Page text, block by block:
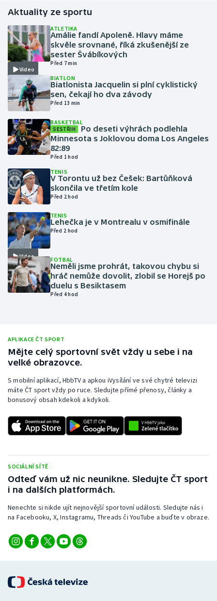
Golf
Gymnastika
Házená
Jezdectví
Judo
Krasobruslení
Lezení
Lyže a snowboard
Moderní pětiboj
Motorsport
Olympijské hry
Parasport
Plavání
Ragby
Rychlobruslení
Rychlostní kanoistika
Short track
Sportovní střelba
Stolní tenis
Triatlon
Vodní slalom
Volejbal
Aktuality ze sportu
Video
ATLETIKA
Amálie fandí Apoleně. Hlavy máme
skvěle srovnané, říká zkušenější ze
sester Švábíkových
Před 7 min
BIATLON
Biatlonista Jacquelin si plní cyklistický
sen, čekají ho dva závody
Před 13 min
BASKETBAL
SESTŘIH
Po deseti výhrách podlehla
Minnesota s Joklovou doma Los Angeles
82:89
Před 1 hod
TENIS
V Torontu už bez Češek: Bartůňková
skončila ve třetím kole
Před 2 hod
Video
TENIS
Lehečka je v Montrealu v osmifinále
Před 2 hod
FOTBAL
Neměli jsme prohrát, takovou chybu si
hráč nemůže dovolit, zlobil se Horejš po
duelu s Besiktasem
Před 4 hod
APLIKACE ČT SPORT
Mějte celý sportovní svět vždy u sebe i na
velké obrazovce.
S mobilní aplikací, HbbTV a apkou iVysílání ve své chytré televizi
máte ČT sport vždy po ruce. Sledujte přímé přenosy, články a
bonusový obsah kdekoli a kdykoli.
SOCIÁLNÍ SÍTĚ
Odteď vám už nic neunikne. Sledujte ČT sport
i na dalších platformách.
Nenechte si nikde ujít nejnovější sportovní události. Sledujte nás i
na Facebooku, X, Instagramu, Threads či YouTube a buďte v obraze.